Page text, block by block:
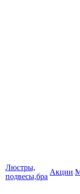
Люстры,
подвесы,бра
Акции